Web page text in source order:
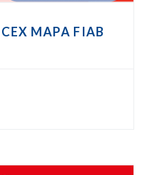
MAPA FIAB